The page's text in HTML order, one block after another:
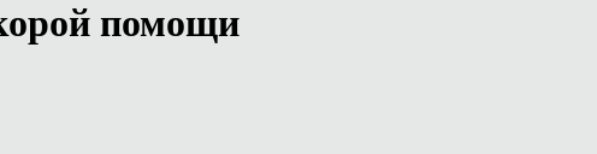
помощи